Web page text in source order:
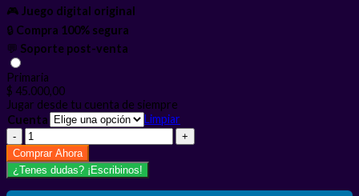
🎮 Juego digital original
🔒 Compra 100% segura
💬 Soporte post-venta
Primaria
$ 45.000,00
Jugar desde tu cuenta de siempre
Cuenta
Limpiar
Dying
Light
Definitive
Edition
PS4
Comprar Ahora
¿Tenes dudas? ¡Escribinos!